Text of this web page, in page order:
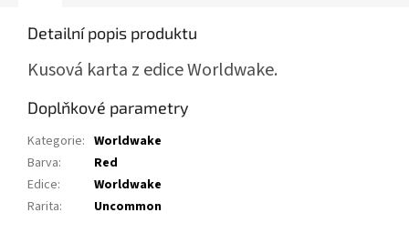
Detailní popis produktu
Kusová karta z edice Worldwake.
Doplňkové parametry
Kategorie: Worldwake
Barva:
Red
Edice:
Worldwake
Rarita: Uncommon